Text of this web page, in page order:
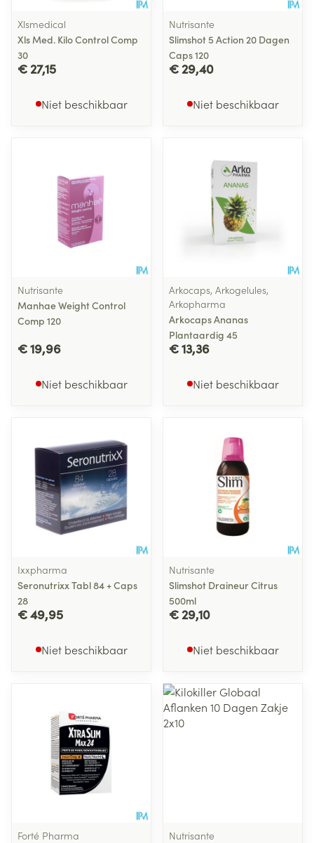
Xlsmedical
Xls Med. Kilo Control Comp
30
€ 27,15
Niet beschikbaar
Nutrisante
Slimshot 5 Action 20 Dagen
Caps 120
€ 29,40
Niet beschikbaar
Nutrisante
Manhae Weight Control
Comp 120
€ 19,96
Niet beschikbaar
Arkocaps, Arkogelules,
Arkopharma
Arkocaps Ananas
Plantaardig 45
€ 13,36
Niet beschikbaar
Ixxpharma
Seronutrixx Tabl 84 + Caps
28
€ 49,95
Niet beschikbaar
Nutrisante
Slimshot Draineur Citrus
500ml
€ 29,10
Niet beschikbaar
Forté Pharma
Nutrisante